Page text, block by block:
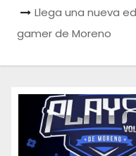
Llega una nueva
gamer de Moreno